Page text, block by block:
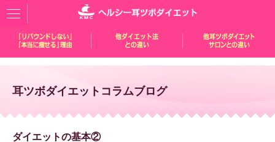
耳ツボダイエットコラムブログ
ダイエットの基本②